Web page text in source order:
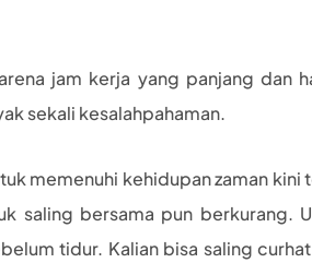
jam kerja yang panjang dan
sekali kesalahpahaman.
memenuhi kehidupan zaman kini
saling bersama pun berkurang.
tidur. Kalian bisa saling